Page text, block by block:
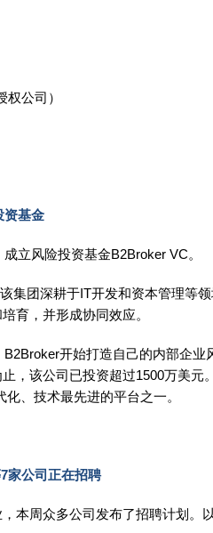
公司）
资基金
立风险投资基金B2Broker VC。
集团深耕于IT开发和资本管理等
育，并形成协同效应。
开始打造自己的内部企
，该公司已投资超过1500万美元
、技术最先进的平台之一。
家公司正在招聘
本周众多公司发布了招聘计划。